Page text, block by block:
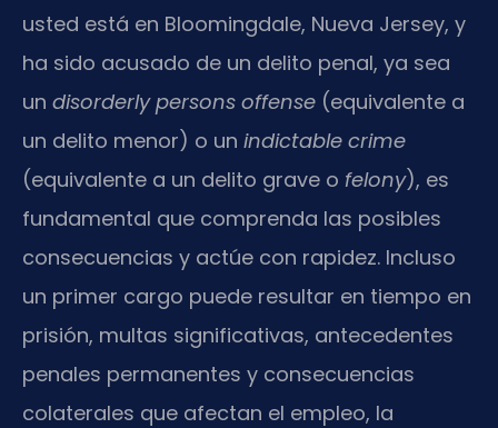
usted está en Bloomingdale, Nueva Jersey, y
ha sido acusado de un delito penal, ya sea
un disorderly persons offense (equivalente a
un delito menor) o un indictable crime
(equivalente a un delito grave o felony), es
fundamental que comprenda las posibles
consecuencias y actúe con rapidez. Incluso
un primer cargo puede resultar en tiempo en
prisión, multas significativas, antecedentes
penales permanentes y consecuencias
colaterales que afectan el empleo, la